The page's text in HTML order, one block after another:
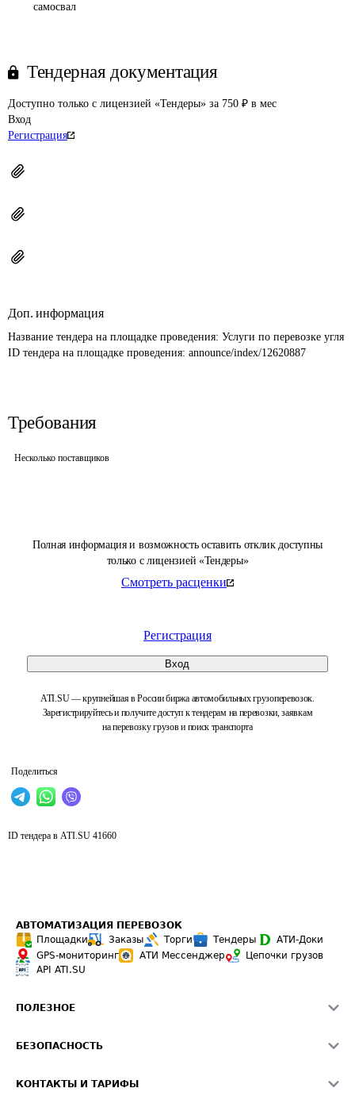
Полная информация и возможность оставить отклик доступны
только с лицензией «Тендеры»
Смотреть расценки
Регистрация
Вход
ATI.SU — крупнейшая в России биржа автомобильных грузоперевозок.
Зарегистрируйтесь и получите доступ к тендерам на перевозки, заявкам
на перевозку грузов и поиск транспорта
Поделиться
самосвал
Тендерная документация
Доступно только с лицензией «Тендеры» за 750 ₽ в мес
Вход
Регистрация
Доп. информация
Название тендера на площадке проведения: Услуги по перевозке угля
ID тендера на площадке проведения: announce/index/12620887
Требования
Несколько поставщиков
ID тендера в ATI.SU 41660
АВТОМАТИЗАЦИЯ ПЕРЕВОЗОК
Площадки
Заказы Торги Тендеры
АТИ-Доки
GPS-мониторинг
АТИ Мессенджер
Цепочки грузов
API ATI.SU
ПОЛЕЗНОЕ
Звезды ATI.SU на вашем сайте
БЕЗОПАСНОСТЬ
КОНТАКТЫ И ТАРИФЫ